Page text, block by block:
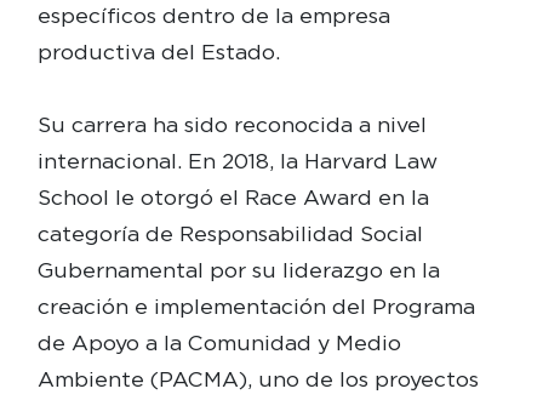
específicos dentro de la empresa
productiva del Estado.
Su carrera ha sido reconocida a nivel
internacional. En 2018, la Harvard Law
School le otorgó el Race Award en la
categoría de Responsabilidad Social
Gubernamental por su liderazgo en la
creación e implementación del Programa
de Apoyo a la Comunidad y Medio
Ambiente (PACMA), uno de los proyectos